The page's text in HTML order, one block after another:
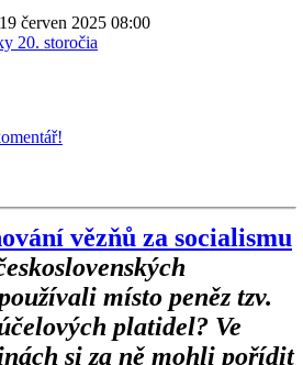
červen 2025 08:00
20. storočia
vězňů za socialismu
místo peněz tzv.
platidel? Ve
si za ně mohli pořídit